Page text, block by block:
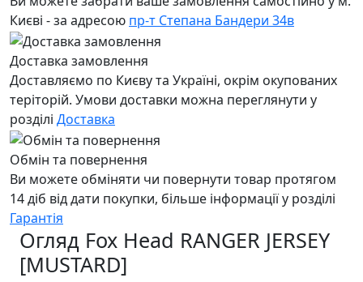
Києві - за адресою пр-т Степана Бандери 34в
Доставка замовлення
Доставляємо по Києву та Україні, окрім окупованих
теріторій. Умови доставки можна переглянути у
розділі Доставка
Обмін та повернення
Ви можете обміняти чи повернути товар протягом
14 діб від дати покупки, більше інформації у розділі
Гарантія
Огляд Fox Head RANGER JERSEY
[MUSTARD]